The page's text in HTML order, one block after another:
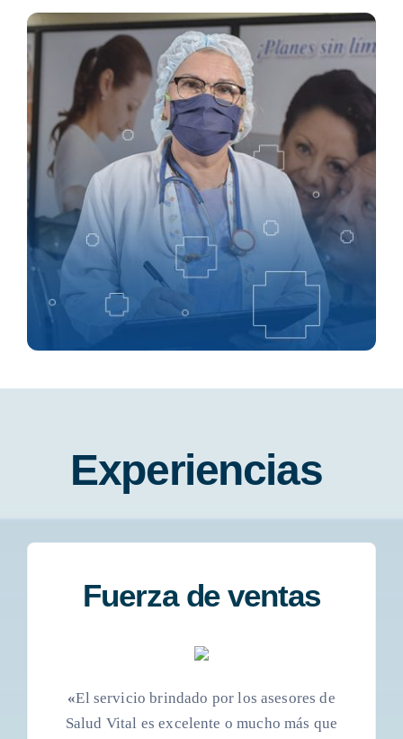
Experiencias
Fuerza de ventas
«El servicio brindado por los asesores de
Salud Vital es excelente o mucho más que